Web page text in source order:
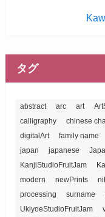
タグ
abstract arc art
calligraphy
chinese
digitalArt
family name
japan
japanese
KanjiStudioFruitJam
modern
newPrints
processing
surname
UkiyoeStudioFruitJam